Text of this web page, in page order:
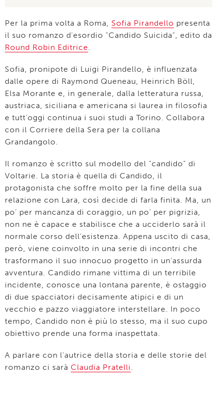
Per la prima volta a Roma, Sofia Pirandello presenta
il suo romanzo d'esordio "Candido Suicida", edito da
Round Robin Editrice
Sofia, pronipote di Luigi Pirandello, è influenzata
dalle opere di Raymond Queneau, Heinrich Böll,
Elsa Morante e, in generale, dalla letteratura russa,
austriaca, siciliana e americana si laurea in filosofia
e tutt’oggi continua i suoi studi a Torino. Collabora
con il Corriere della Sera per la collana
Grandangolo.
Il romanzo è scritto sul modello del “candido” di
Voltarie. La storia è quella di Candido, il
protagonista che soffre molto per la fine della sua
relazione con Lara, così decide di farla finita. Ma, un
po’ per mancanza di coraggio, un po’ per pigrizia,
non ne è capace e stabilisce che a ucciderlo sarà il
normale corso dell’esistenza. Appena uscito di casa,
però, viene coinvolto in una serie di incontri che
trasformano il suo innocuo progetto in un’assurda
avventura. Candido rimane vittima di un terribile
incidente, conosce una lontana parente, è ostaggio
di due spacciatori decisamente atipici e di un
vecchio e pazzo viaggiatore interstellare. In poco
tempo, Candido non è più lo stesso, ma il suo cupo
obiettivo prende una forma inaspettata.
A parlare con l'autrice della storia e delle storie del
romanzo ci sarà Claudia Pratelli